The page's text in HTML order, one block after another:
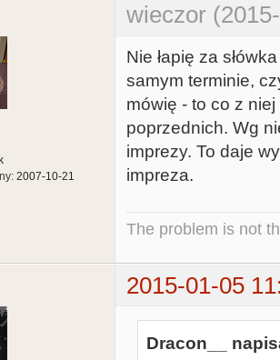
wieczor
2007-10-21
Nie łapię za
samym terminie,
mówię - to co z
poprzednich. Wg
imprezy. To daje
impreza.
The problem is not
2015-01-05
Dracon__